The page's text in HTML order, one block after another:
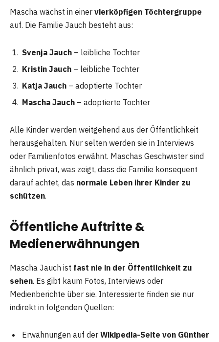
Mascha wächst in einer vierköpfigen Töchtergruppe
auf. Die Familie Jauch besteht aus:
Svenja Jauch – leibliche Tochter
Kristin Jauch – leibliche Tochter
Katja Jauch – adoptierte Tochter
Mascha Jauch – adoptierte Tochter
Alle Kinder werden weitgehend aus der Öffentlichkeit
herausgehalten. Nur selten werden sie in Interviews
oder Familienfotos erwähnt. Maschas Geschwister sind
ähnlich privat, was zeigt, dass die Familie konsequent
darauf achtet, das normale Leben ihrer Kinder zu
schützen.
Öffentliche Auftritte &
Medienerwähnungen
Mascha Jauch ist fast nie in der Öffentlichkeit zu
sehen. Es gibt kaum Fotos, Interviews oder
Medienberichte über sie. Interessierte finden sie nur
indirekt in folgenden Quellen:
Erwähnungen auf der Wikipedia-Seite von Günther